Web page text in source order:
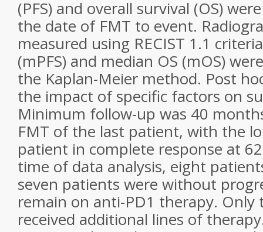
(PFS) and overall survival (OS)
the date of FMT to event.
measured using RECIST 1.1
(mPFS) and median OS (mOS)
the Kaplan-Meier method. Post
the impact of specific factors on
Minimum follow-up was 40
FMT of the last patient, with the
patient in complete response at
time of data analysis, eight
seven patients were without
remain on anti-PD1 therapy. Only
received additional lines of